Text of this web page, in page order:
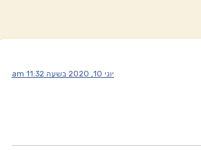
יוני 10, 2020 בשעה 11:32 am